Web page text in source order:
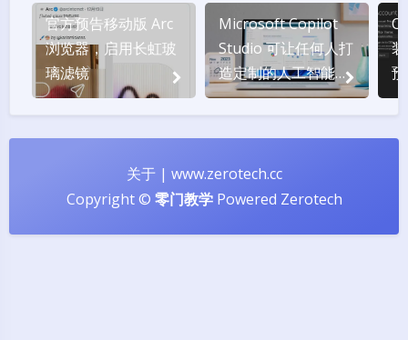
官方预告移动版 Arc
浏览器，启用长虹玻
璃滤镜
Microsoft Copilot
Studio 可让任何人打
造定制的人工智能副
驾驶员
关于| www.zerotech.cc
Copyright © 零门教学Powered Zerotech